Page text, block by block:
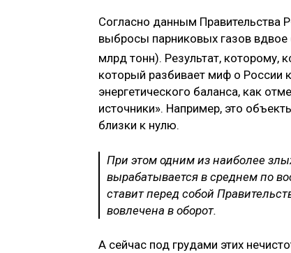
Согласно данным Правительства
выбросы парниковых газов
млрд тонн). Результат, которому,
который разбивает миф о России
энергетического баланса, как
источники». Например, это
близки к нулю.
При этом одним из наиболее
вырабатывается в среднем по
ставит перед собой
вовлечена в оборот.
А сейчас под грудами этих